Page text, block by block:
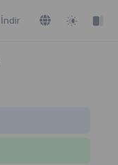
İndir